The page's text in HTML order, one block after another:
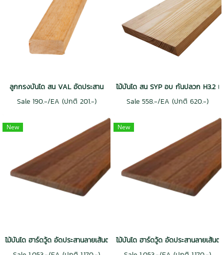
ลูกกรงบันได สน VAL อัดประสาน
Sale 190.-/EA (ปกติ 201.-)
ไม้บันได สน SYP อบ กันปลวก H3.2 เ
Sale 558.-/EA (ปกติ 620.-)
New
ไม้บันได ฮาร์ดวู้ด อัดประสานลายเส้นตรง อบ กันปลวก H3.2 สีวอลนัท
New
ไม้บันได ฮาร์ดวู้ด อัดประสานลายเส้น